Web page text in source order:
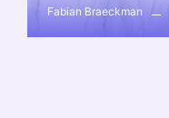
Fabian Braeckman